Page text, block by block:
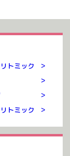
トミック >
>
>
トミック >